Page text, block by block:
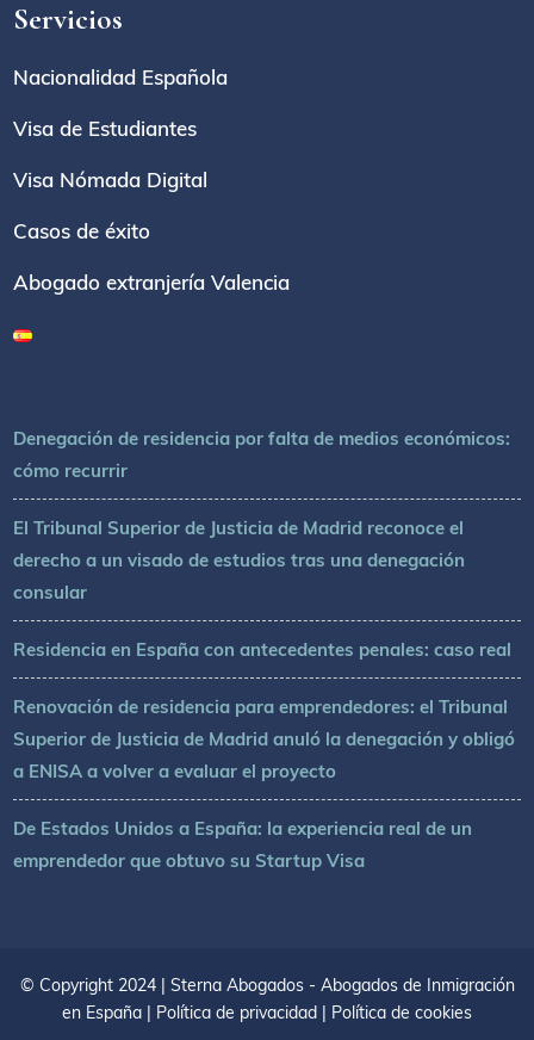
Servicios
Nacionalidad Española
Visa de Estudiantes
Visa Nómada Digital
Casos de éxito
Abogado extranjería Valencia
Denegación de residencia por falta de medios económicos:
cómo recurrir
El Tribunal Superior de Justicia de Madrid reconoce el
derecho a un visado de estudios tras una denegación
consular
Residencia en España con antecedentes penales: caso real
Renovación de residencia para emprendedores: el Tribunal
Superior de Justicia de Madrid anuló la denegación y obligó
a ENISA a volver a evaluar el proyecto
De Estados Unidos a España: la experiencia real de un
emprendedor que obtuvo su Startup Visa
© Copyright 2024 | Sterna Abogados - Abogados de Inmigración
en España | Política de privacidad | Política de cookies